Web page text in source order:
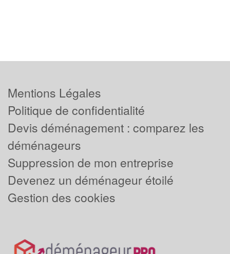
Mentions Légales
Politique de confidentialité
Devis déménagement : comparez les
déménageurs
Suppression de mon entreprise
Devenez un déménageur étoilé
Gestion des cookies